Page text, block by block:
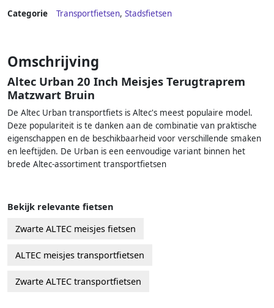
Categorie Transportfietsen, Stadsfietsen
Omschrijving
Altec Urban 20 Inch Meisjes Terugtraprem
Matzwart Bruin
De Altec Urban transportfiets is Altec's meest populaire model.
Deze populariteit is te danken aan de combinatie van praktische
eigenschappen en de beschikbaarheid voor verschillende smaken
en leeftijden. De Urban is een eenvoudige variant binnen het
brede Altec-assortiment transportfietsen
Bekijk relevante fietsen
Zwarte ALTEC meisjes fietsen
ALTEC meisjes transportfietsen
Zwarte ALTEC transportfietsen